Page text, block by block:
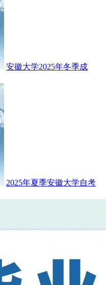
安徽大学2025年冬季成
2025年夏季安徽大学自考